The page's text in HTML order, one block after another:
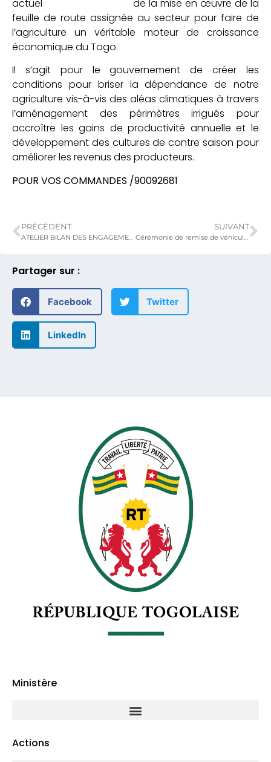
Partager sur :
Facebook Twitter
LinkedIn
actuel de la mise en œuvre de la
feuille de route assignée au secteur pour faire de
l’agriculture un véritable moteur de croissance
économique du Togo.
Il s’agit pour le gouvernement de créer les
conditions pour briser la dépendance de notre
agriculture vis-à-vis des aléas climatiques à travers
l’aménagement des périmètres irrigués pour
accroître les gains de productivité annuelle et le
développement des cultures de contre saison pour
améliorer les revenus des producteurs.
POUR VOS COMMANDES /90092681
PRÉCÉDENT
ATELIER BILAN DES ENGAGEMENTS DE LA 12ème EDITION DU FORUM NATIONAL DU PAYSAN TOGOLAIS (FNPT) ET APPROPRIATION DE LA FEUILLE DE ROUTE DU MINISTERE PAR LES ACTEURS DU MONDE RURAL
SUIVANT
Cérémonie de remise de véhicules et de motos respectivement aux directeurs préfectoraux de l’agriculture et aux conseillers agricoles de la région des plateaux.
Ministère
Actions